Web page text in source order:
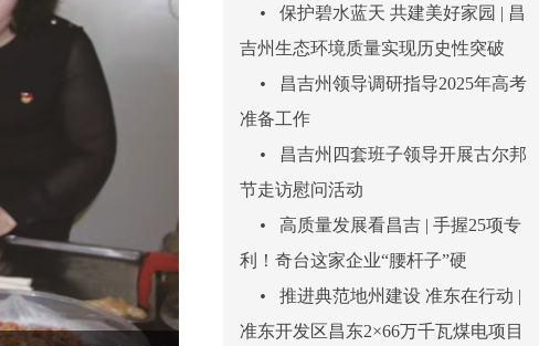
•
保护碧水蓝天 共建美好家园 | 昌
吉州生态环境质量实现历史性突破
•
昌吉州领导调研指导2025年高考
准备工作
•
昌吉州四套班子领导开展古尔邦
节走访慰问活动
•
高质量发展看昌吉 | 手握25项专
利！奇台这家企业“腰杆子”硬
•
推进典范地州建设 准东在行动 |
准东开发区昌东2×66万千瓦煤电项目